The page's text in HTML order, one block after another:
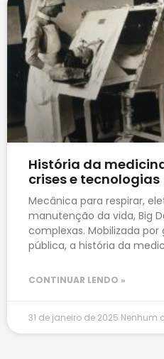
História da
crises e tecnologias
Mecânica para respirar,
manutenção da vida, Big
complexas. Mobilizada por
pública, a história da
CONTINUAR LENDO »
31 de janeiro de 2025 Nenhum